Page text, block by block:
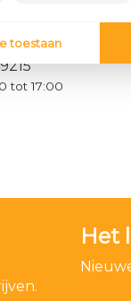
tot 17:00
Het
toestaan